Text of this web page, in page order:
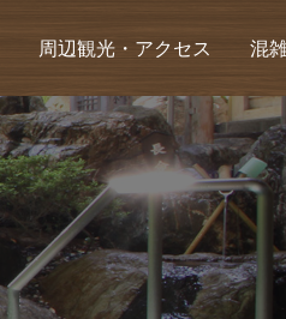
周辺観光・アクセス 混